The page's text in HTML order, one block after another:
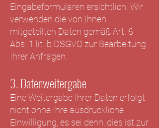
Eingabeformularen ersichtlich. Wir
verwenden die von Ihnen
mitgeteilten Daten gemäß Art. 6
Abs. 1 lit. b DSGVO zur Bearbeitung
Ihrer Anfragen.
3. Datenweitergabe
Eine Weitergabe Ihrer Daten erfolgt
nicht ohne Ihre ausdrückliche
Einwilligung, es sei denn, dies ist zur